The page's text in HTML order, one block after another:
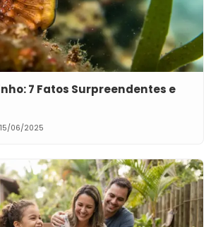
7 Fatos Surpreendentes e
15/06/2025